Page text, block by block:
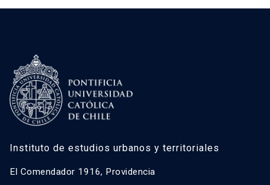
Instituto de estudios urbanos y territoriales
El Comendador 1916, Providencia